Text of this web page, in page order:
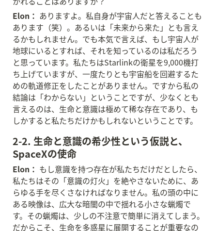
Elon： ありますよ。私自身が宇宙人だと答えることも
あります（笑）。あるいは「未来から来た」とも言え
るかもしれません。でも本気で言えば、もし宇宙人が
地球にいるとすれば、それを知っているのは私だろう
と思っています。私たちはStarlinkの衛星を9,000機打
ち上げていますが、一度たりとも宇宙船を回避するた
めの軌道修正をしたことがありません。ですから私の
結論は「わからない」ということですが、少なくとも
言えるのは、生命と意識は極めて稀な存在であり、も
しかすると私たちだけかもしれないということです。
2-2. 生命と意識の希少性という仮説と、
SpaceXの使命
Elon： もし意識を持つ存在が私たちだけだとしたら、
私たちはその「意識の灯火」を絶やさないために、あ
らゆる手を尽くさなければなりません。私の頭の中に
ある映像は、広大な暗闇の中で揺れる小さな蝋燭で
す。その蝋燭は、少しの不注意で簡単に消えてしまう。
だからこそ、生命を多惑星に展開することが重要なの